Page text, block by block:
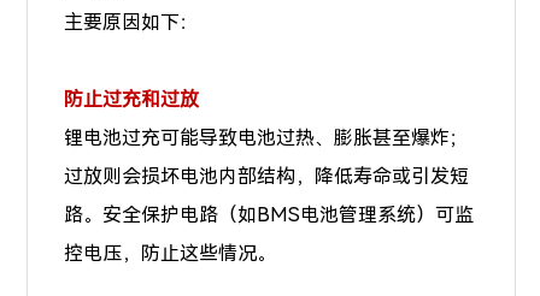
主要原因如下：
防止过充和过放
锂电池过充可能导致电池过热、膨胀甚至爆炸；
过放则会损坏电池内部结构，降低寿命或引发短
路。安全保护电路（如BMS电池管理系统）可监
控电压，防止这些情况。